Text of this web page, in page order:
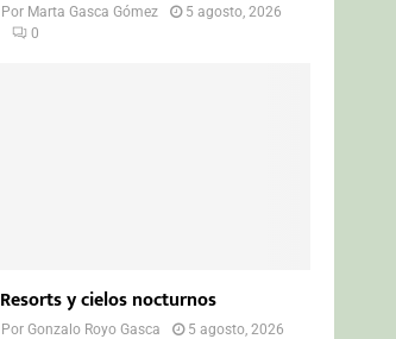
Por Marta Gasca Gómez
5 agosto, 2026
0
Resorts y cielos nocturnos
PorGonzalo Royo Gasca
5 agosto, 2026